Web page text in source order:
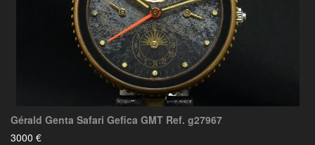
Gérald Genta Safari Gefica GMT Ref. g27967
3000 €